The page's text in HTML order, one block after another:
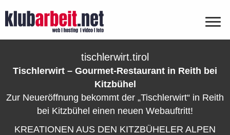
tischlerwirt.tirol
Tischlerwirt – Gourmet-Restaurant in Reith bei
Kitzbühel
Zur Neueröffnung bekommt der „Tischlerwirt“ in Reith
bei Kitzbühel einen neuen Webauftritt!
KREATIONEN AUS DEN KITZBÜHELER ALPEN